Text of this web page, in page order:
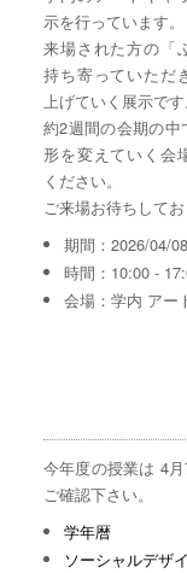
示を行っています。
来場された方の「
持ち寄っていただ
上げていく展示です
約2週間の会期の中
形を変えていく会
ください。
ご来場お待ちしてお
期間：2026/04/
時間：10:00 -
会場：学内 アー
今年度の授業は 4
ご確認下さい。
学年暦
ソーシャルデザ